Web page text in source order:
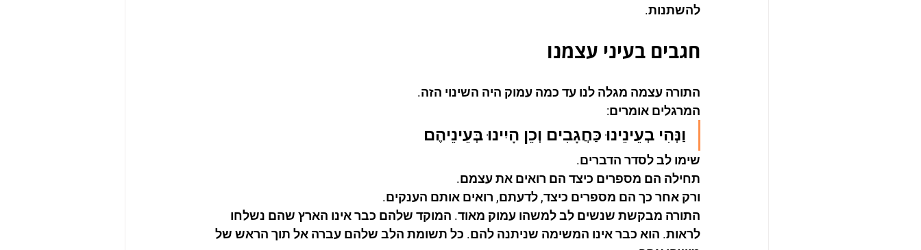
להשתנות.
חגבים בעיני עצמנו
התורה עצמה מגלה לנו עד כמה עמוק היה השינוי הזה.
המרגלים אומרים:
וַנְּהִי בְעֵינֵינוּ כַּחֲגָבִים וְכֵן הָיִינוּ בְּעֵינֵיהֶם
שימו לב לסדר הדברים.
תחילה הם מספרים כיצד הם רואים את עצמם.
ורק אחר כך הם מספרים כיצד, לדעתם, רואים אותם הענקים.
התורה מבקשת שנשים לב למשהו עמוק מאוד. המוקד שלהם כבר אינו הארץ שהם נשלחו
לראות. הוא כבר אינו המשימה שניתנה להם. כל תשומת הלב שלהם עברה אל תוך הראש של